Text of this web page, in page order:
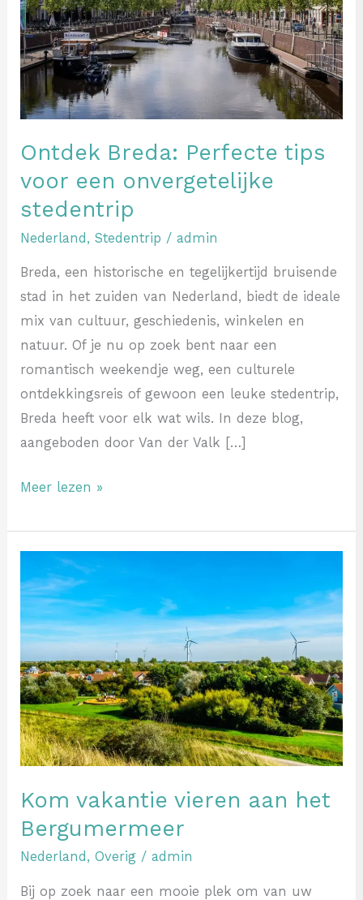
Ontdek Breda: Perfecte tips
voor een onvergetelijke
stedentrip
Nederland ,Stedentrip /admin
Breda, een historische en tegelijkertijd bruisende
stad in het zuiden van Nederland, biedt de ideale
mix van cultuur, geschiedenis, winkelen en
natuur. Of je nu op zoek bent naar een
romantisch weekendje weg, een culturele
ontdekkingsreis of gewoon een leuke stedentrip,
Breda heeft voor elk wat wils. In deze blog,
aangeboden door Van der Valk […]
voor
een
onvergetelijke
stedentrip
Meer lezen »
Kom vakantie vieren aan het
Bergumermeer
Nederland ,Overig /admin
Bij op zoek naar een mooie plek om van uw
vakantie
vieren
aan
het
Bergumermeer